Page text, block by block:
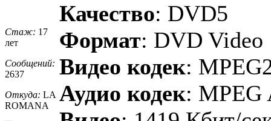
Стаж: 17
лет
Сообщений:
2637
Откуда: LA
ROMANA
Качество: DVD5
Формат: DVD Video
Видео кодек:
Аудио кодек: MPEG